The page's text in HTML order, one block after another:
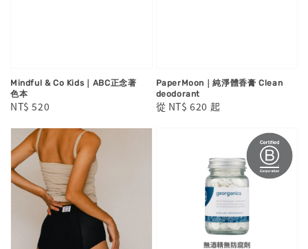
Mindful & Co Kids｜ABC正念著
色本
Regular
NT$ 520
PaperMoon｜純淨體香膏 Clean
deodorant
Regular
從 NT$ 620 起